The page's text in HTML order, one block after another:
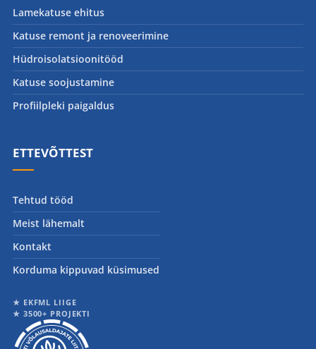
Lamekatuse ehitus
Katuse remont ja renoveerimine
Hüdroisolatsioonitööd
Katuse soojustamine
Profiilpleki paigaldus
ETTEVÕTTEST
Tehtud tööd
Meist lähemalt
Kontakt
Korduma kippuvad küsimused
★ EKFML LIIGE
★ 3500+ PROJEKTI